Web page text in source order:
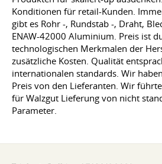
Konditionen für retail-Kunden.
gibt es Rohr -, Rundstab -, Draht,
ENAW-42000 Aluminium. Preis ist
technologischen Merkmalen der
zusätzliche Kosten. Qualität
internationalen standards. Wir
Preis von den Lieferanten. Wir
für Walzgut Lieferung von nicht
Parameter.